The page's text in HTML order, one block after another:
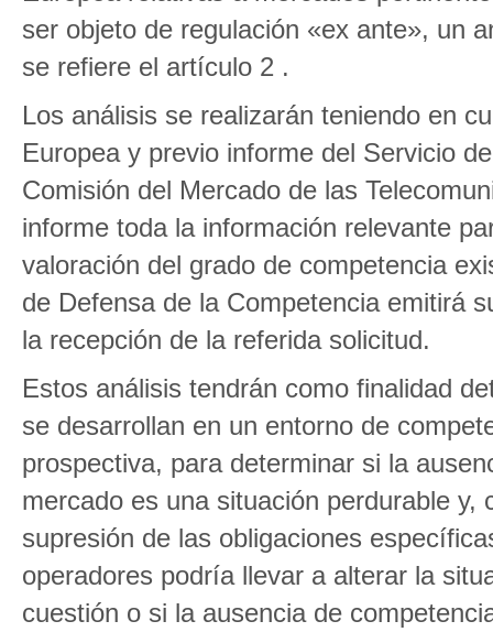
ser objeto de regulación «ex ante», un
se refiere el artículo 2 .
Los análisis se realizarán teniendo en
Europea y previo informe del Servicio
Comisión del Mercado de las
informe toda la información relevante
valoración del grado de competencia
de Defensa de la Competencia emitirá
la recepción de la referida solicitud.
Estos análisis tendrán como finalidad
se desarrollan en un entorno de
prospectiva, para determinar si la
mercado es una situación perdurable
supresión de las obligaciones
operadores podría llevar a alterar la
cuestión o si la ausencia de